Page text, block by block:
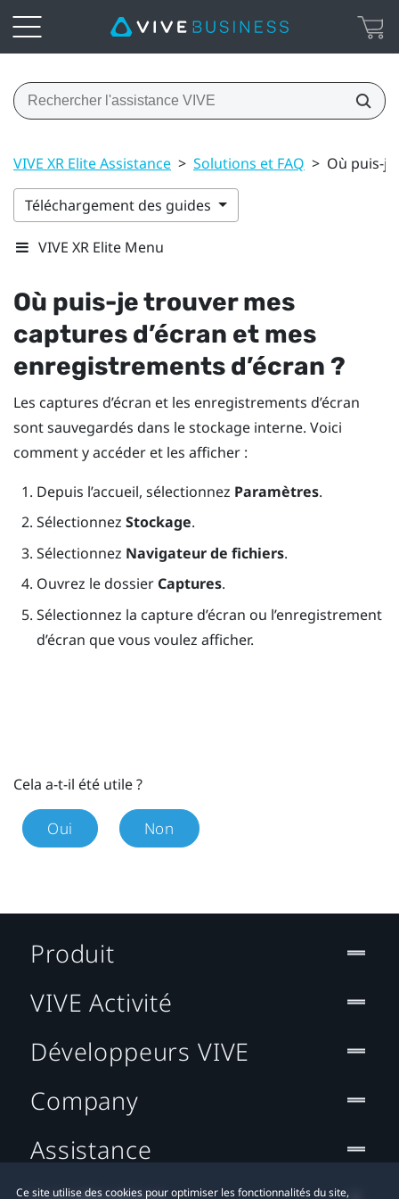
VIVE XR Elite Assistance > Solutions et FAQ > Où puis-
Téléchargement des guides
VIVE XR Elite Menu
Où puis-je trouver mes
captures d’écran et mes
enregistrements d’écran ?
Les captures d’écran et les enregistrements d’écran
sont sauvegardés dans le stockage interne. Voici
comment y accéder et les afficher :
Depuis l’accueil, sélectionnez Paramètres.
Sélectionnez Stockage.
Sélectionnez Navigateur de fichiers.
Ouvrez le dossier Captures.
Sélectionnez la capture d’écran ou l’enregistrement
d’écran que vous voulez afficher.
Cela a-t-il été utile ?
Oui Non
Ce site utilise des cookies pour optimiser les fonctionnalités du site,
Produit
VIVE Activité
Développeurs VIVE
Company
Assistance